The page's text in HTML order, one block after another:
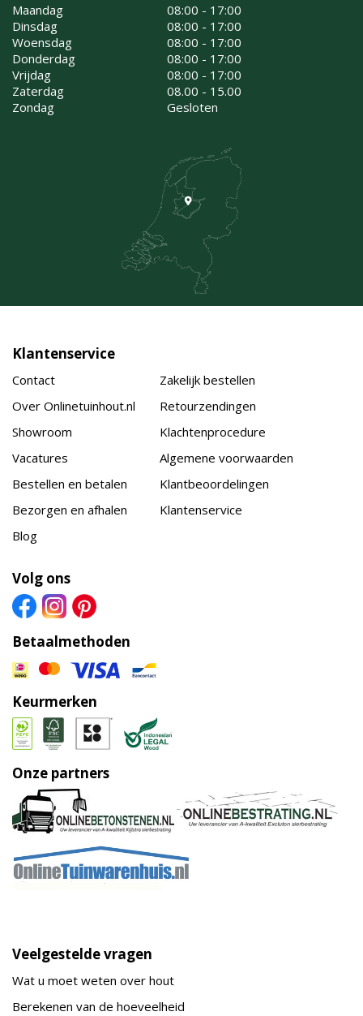
Maandag
08:00 - 17:00
Dinsdag
08:00 - 17:00
Woensdag
08:00 - 17:00
Donderdag
08:00 - 17:00
Vrijdag
08:00 - 17:00
Zaterdag
08.00 - 15.00
Zondag
Gesloten
Klantenservice
Contact
Over Onlinetuinhout.nl
Showroom
Vacatures
Bestellen en betalen
Bezorgen en afhalen
Blog
Zakelijk bestellen
Retourzendingen
Klachtenprocedure
Algemene voorwaarden
Klantbeoordelingen
Klantenservice
Volg ons
Betaalmethoden
Keurmerken
Onze partners
Veelgestelde vragen
Wat u moet weten over hout
Berekenen van de hoeveelheid